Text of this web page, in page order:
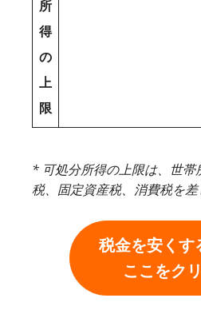
所
得
の
上
限
* 可処分所得の上限は、世帯
税、固定資産税、消費税を差
税金を安くす
ここをク